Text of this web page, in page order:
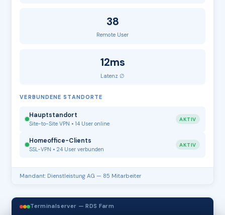
38
Remote User
12ms
Latenz ∅
VERBUNDENE STANDORTE
Hauptstandort
Site-to-Site VPN • 14 User online
AKTIV
Homeoffice-Clients
SSL-VPN • 24 User verbunden
AKTIV
Mandant: Dienstleistung AG — 85 Mitarbeiter
Terminalserver — RDS Farm